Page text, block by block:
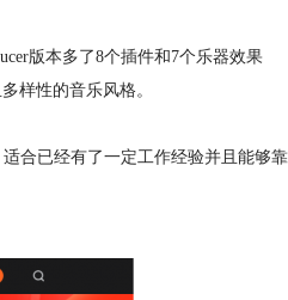
版本多了8个插件和7个乐器效果
样性的音乐风格。
合已经有了一定工作经验并且能够靠